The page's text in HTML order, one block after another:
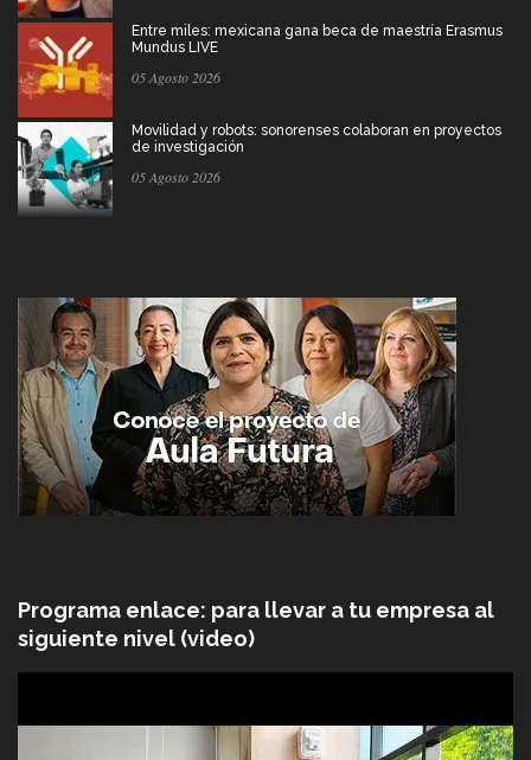
Entre miles: mexicana gana beca de maestría Erasmus
Mundus LIVE
05 Agosto 2026
Movilidad y robots: sonorenses colaboran en proyectos
de investigación
05 Agosto 2026
Programa enlace: para llevar a tu empresa al
siguiente nivel (video)